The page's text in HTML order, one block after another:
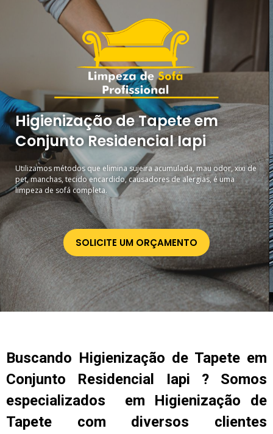
Higienização de Tapete em
Conjunto Residencial Iapi
Utilizamos métodos que elimina sujeira acumulada, mau odor, xixi de
pet, manchas, tecido encardido, causadores de alergias, é uma
limpeza de sofá completa.
SOLICITE UM ORÇAMENTO
Buscando Higienização de Tapete em
Conjunto Residencial Iapi ? Somos
especializados em Higienização de
Tapete com diversos clientes